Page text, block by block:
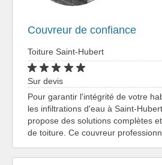
Couvreur de confiance
Toiture Saint-Hubert
Sur devis
Pour garantir l'intégrité de votre
les infiltrations d'eau à Saint-
propose des solutions complètes
de toiture. Ce couvreur